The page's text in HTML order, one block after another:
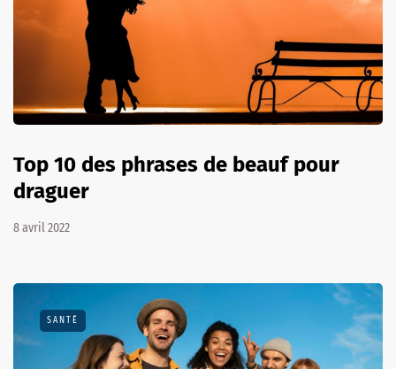
Top 10 des phrases de beauf pour
draguer
8 avril 2022
SANTÉ